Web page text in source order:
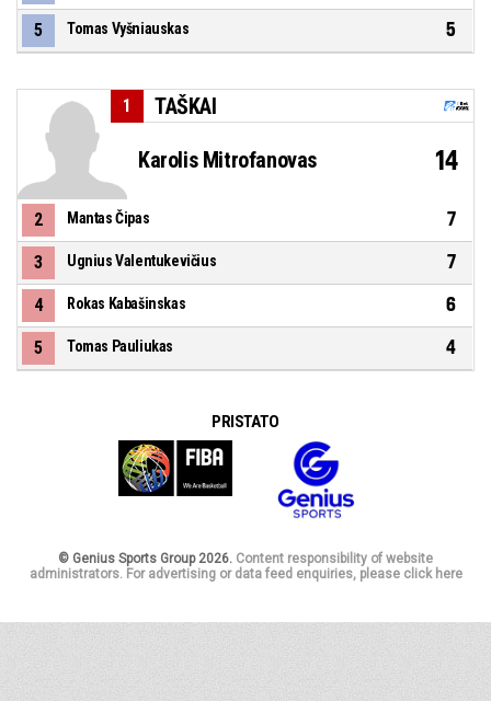
5 Tomas Vyšniauskas 5
TAŠKAI
1
Karolis Mitrofanovas 14
2 Mantas Čipas 7
3 Ugnius Valentukevičius 7
4 Rokas Kabašinskas 6
5 Tomas Pauliukas 4
PRISTATO
© Genius Sports Group 2026. Content responsibility of website
administrators. For advertising or data feed enquiries, please click here